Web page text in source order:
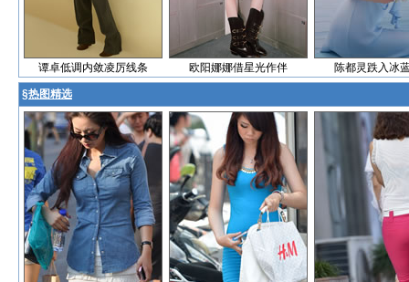
谭卓低调内敛凌厉线条 欧阳娜娜借星光作伴 陈都灵跌入冰
§热图精选